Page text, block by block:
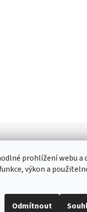
prohlížení webu a
výkon a
Odmítnout
představuje pestrou
pečovat o váš vůz.
odstranit nejen vlasové